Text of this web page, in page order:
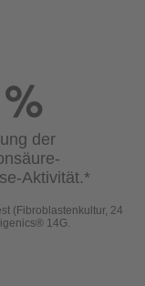
%
der
Aktivität.*
(Fibroblastenkultur, 24
14G.